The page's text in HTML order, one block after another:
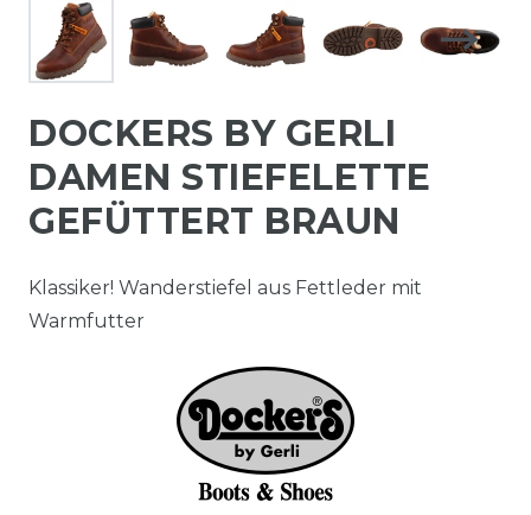
DOCKERS BY GERLI
DAMEN STIEFELETTE
GEFÜTTERT BRAUN
Klassiker! Wanderstiefel aus Fettleder mit
Warmfutter